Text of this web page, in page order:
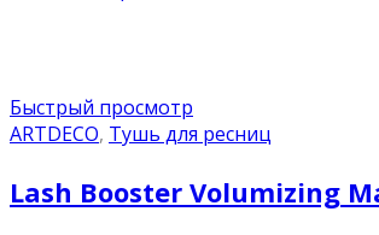
Быстрый просмотр
ARTDECO, Тушь для ресниц
Lash Booster Volumizing